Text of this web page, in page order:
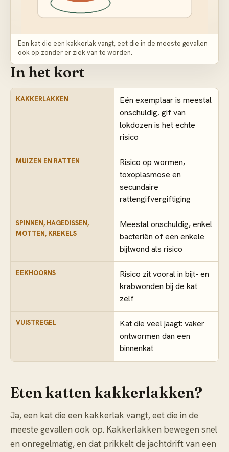
Een kat die een kakkerlak vangt, eet die in de meeste gevallen
ook op zonder er ziek van te worden.
In het kort
KAKKERLAKKEN
Eén exemplaar is meestal
onschuldig, gif van
lokdozen is het echte
risico
MUIZEN EN RATTEN
Risico op wormen,
toxoplasmose en
secundaire
rattengifvergiftiging
SPINNEN, HAGEDISSEN,
MOTTEN, KREKELS
Meestal onschuldig, enkel
bacteriën of een enkele
bijtwond als risico
EEKHOORNS
Risico zit vooral in bijt- en
krabwonden bij de kat
zelf
VUISTREGEL
Kat die veel jaagt: vaker
ontwormen dan een
binnenkat
Eten katten kakkerlakken?
Ja, een kat die een kakkerlak vangt, eet die in de
meeste gevallen ook op. Kakkerlakken bewegen snel
en onregelmatig, en dat prikkelt de jachtdrift van een